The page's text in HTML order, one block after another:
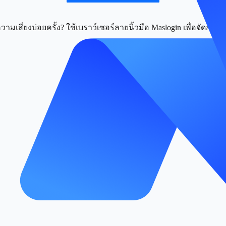
มเสี่ยงบ่อยครั้ง? ใช้เบราว์เซอร์ลายนิ้วมือ Maslogin เพื่อจัด